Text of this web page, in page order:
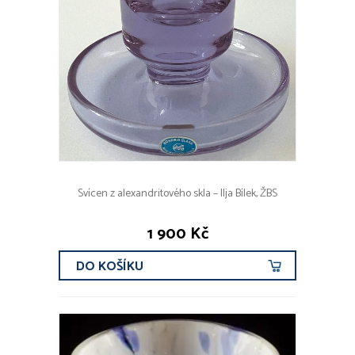
Svícen z alexandritového skla – Ilja Bílek, ŽBS
1 900 Kč
DO KOŠÍKU